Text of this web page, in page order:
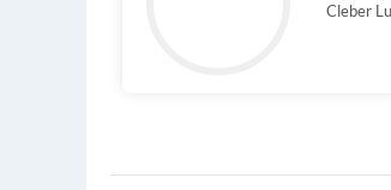
Cleber